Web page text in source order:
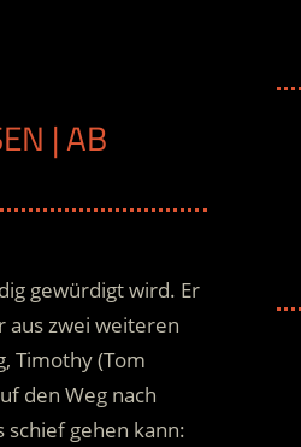
| AB H
gewürdigt wird. Er
aus zwei weiteren
Timothy (Tom
den Weg nach
schief gehen kann: